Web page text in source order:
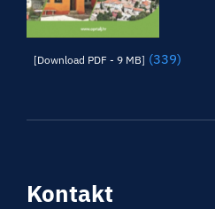
[Download PDF - 9 MB] (339)
Kontakt